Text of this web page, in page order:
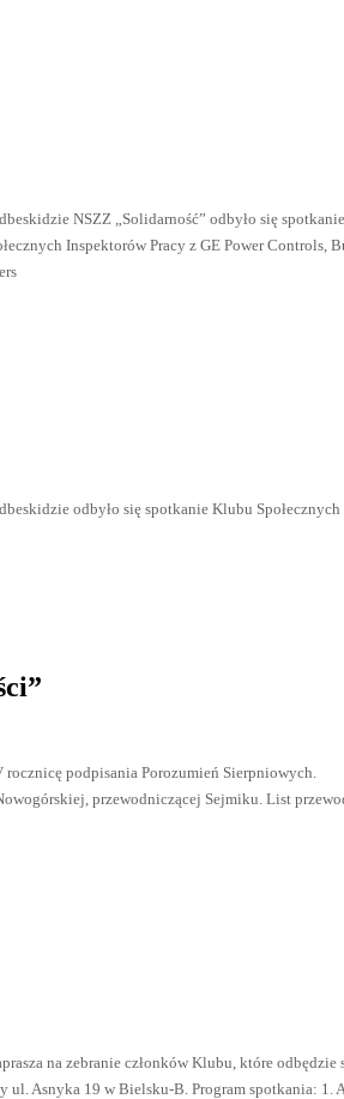
NSZZ „Solidarność” odbyło się
Inspektorów Pracy z GE Power Controls,
odbyło się spotkanie Klubu Społecznych
podpisania Porozumień Sierpniowych.
przewodniczącej Sejmiku. List
na zebranie członków Klubu, które odbędzie
ul. Asnyka 19 w Bielsku-B. Program spotkania: 1.